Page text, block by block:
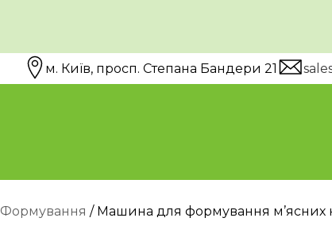
м. Київ, просп. Степана Бандери 21
Формування / Машина для формування м’ясних